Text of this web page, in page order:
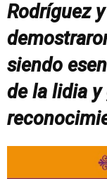
Rodríguez
siendo
de la lidia y